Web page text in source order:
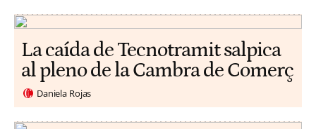
La caída de Tecnotramit salpica
al pleno de la Cambra de Comerç
Daniela Rojas